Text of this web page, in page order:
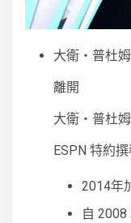
大衛‧普杜姆
離開
大衛‧普杜姆
ESPN 特約
2014年
自